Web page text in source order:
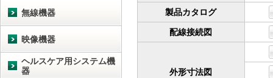
製品カタログ
配線接続図
外形寸法図
無線機器
映像機器
ヘルスケア用システム機
器